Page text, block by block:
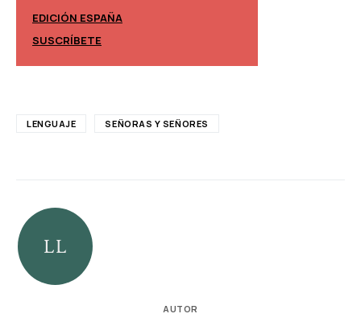
EDICIÓN ESPAÑA
SUSCRÍBETE
LENGUAJE SEÑORAS Y SEÑORES
AUTOR